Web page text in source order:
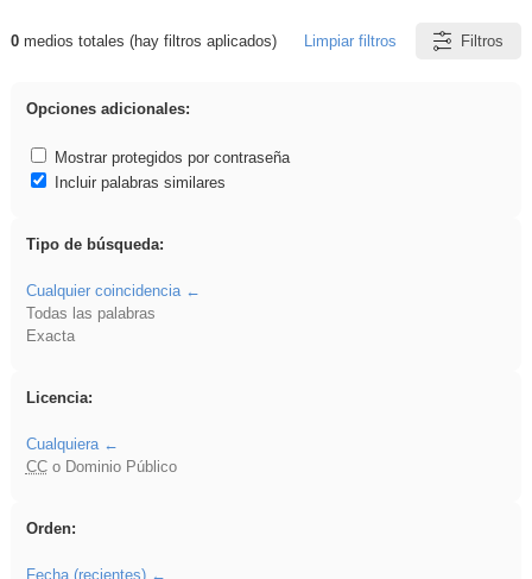
Resultados de: cortar
0medios totales (hay filtros aplicados) Limpiar filtros Filtros
Opciones adicionales:
Mostrar protegidos por contraseña
Incluir palabras similares
Tipo de búsqueda:
Cualquier coincidencia
Todas las palabras
Exacta
Licencia:
Cualquiera
CCo Dominio Público
Orden:
Fecha (recientes)